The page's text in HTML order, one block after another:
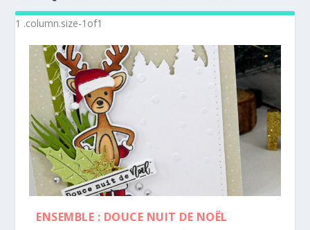
ENSEMBLE : DOUCE NUIT DE NOËL